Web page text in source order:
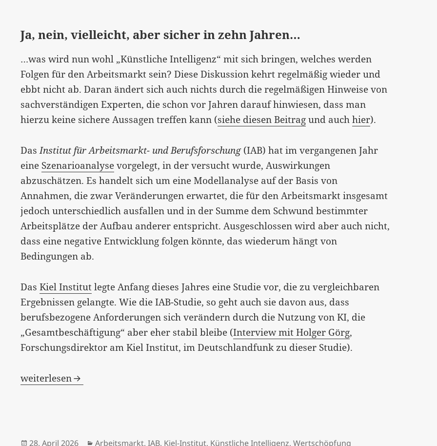
Ja, nein, vielleicht, aber sicher in zehn Jahren…
…was wird nun wohl „Künstliche Intelligenz“ mit sich bringen, welches werden
Folgen für den Arbeitsmarkt sein? Diese Diskussion kehrt regelmäßig wieder und
ebbt nicht ab. Daran ändert sich auch nichts durch die regelmäßigen Hinweise von
sachverständigen Experten, die schon vor Jahren darauf hinwiesen, dass man
hierzu keine sichere Aussagen treffen kann (siehe diesen Beitragund auchhier).
DasInstitut für Arbeitsmarkt- und Berufsforschung(IAB) hat im vergangenen Jahr
eine Szenarioanalysevorgelegt, in der versucht wurde, Auswirkungen
abzuschätzen. Es handelt sich um eine Modellanalyse auf der Basis von
Annahmen, die zwar Veränderungen erwartet, die für den Arbeitsmarkt insgesamt
jedoch unterschiedlich ausfallen und in der Summe dem Schwund bestimmter
Arbeitsplätze der Aufbau anderer entspricht. Ausgeschlossen wird aber auch nicht,
dass eine negative Entwicklung folgen könnte, das wiederum hängt von
Bedingungen ab.
DasKiel Institutlegte Anfang dieses Jahres eine Studie vor, die zu vergleichbaren
Ergebnissen gelangte. Wie die IAB-Studie, so geht auch sie davon aus, dass
berufsbezogene Anforderungen sich verändern durch die Nutzung von KI, die
„Gesamtbeschäftigung“ aber eher stabil bleibe (Interview mit Holger Görg,
Forschungsdirektor am Kiel Institut, im Deutschlandfunk zu dieser Studie).
Ja, nein, vielleicht, aber sicher in zehn Jahren…
weiterlesen
Veröffentlicht
28. April 2026 Kategorien
Arbeitsmarkt,IAB, Kiel-Institut, Künstliche Intelligenz,Wertschöpfung